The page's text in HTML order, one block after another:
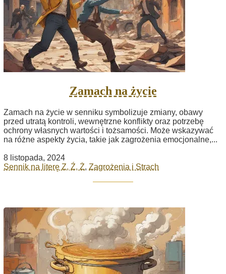
Zamach na życie
Zamach na życie w senniku symbolizuje zmiany, obawy
przed utratą kontroli, wewnętrzne konflikty oraz potrzebę
ochrony własnych wartości i tożsamości. Może wskazywać
na różne aspekty życia, takie jak zagrożenia emocjonalne,...
8 listopada, 2024
Sennik na literę Z, Ź, Ż, Zagrożenia i Strach